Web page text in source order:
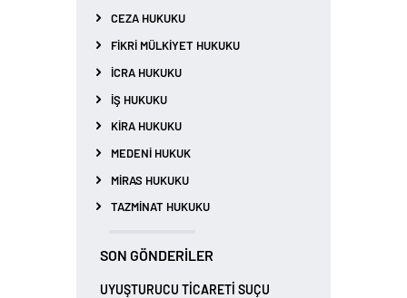
CEZA HUKUKU
FIKRI MÜLKIYET HUKUKU
İCRA HUKUKU
İŞ HUKUKU
KIRA HUKUKU
MEDENI HUKUK
MIRAS HUKUKU
TAZMINAT HUKUKU
SON GÖNDERILER
UYUŞTURUCU TİCARETİ SUÇU